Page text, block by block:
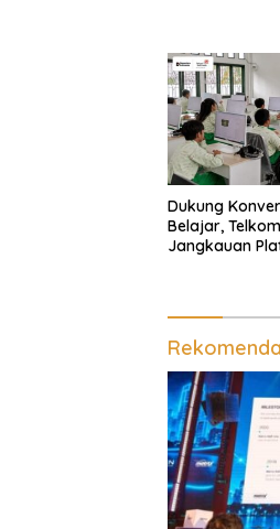
Dukung
Belajar,
Jangkauan